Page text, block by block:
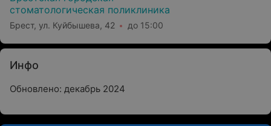
стоматологическая поликлиника
Брест, ул. Куйбышева, 42 до 15:00
Инфо
Обновлено: декабрь 2024